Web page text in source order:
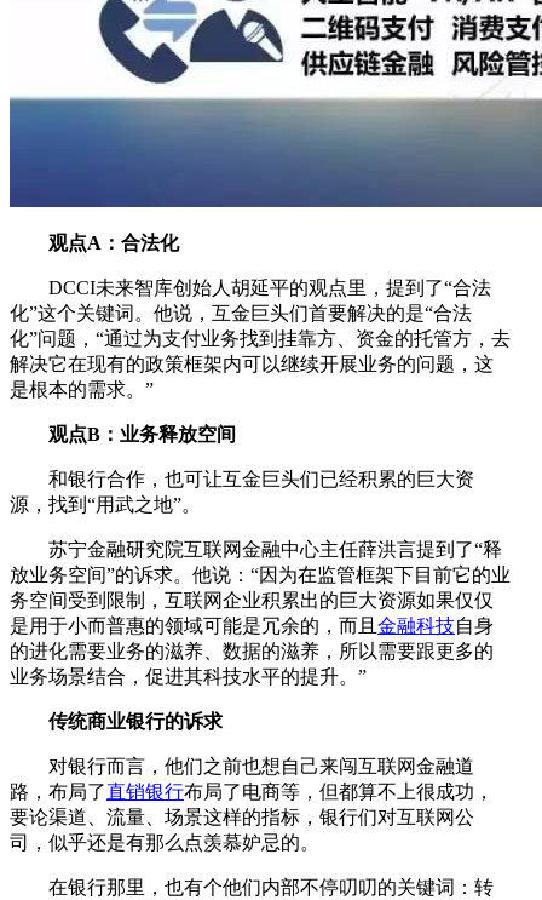
观点A：合法化
DCCI未来智库创始人胡延平的观点里，提到了“合法
化”这个关键词。他说，互金巨头们首要解决的是“合法
化”问题，“通过为支付业务找到挂靠方、资金的托管方，去
解决它在现有的政策框架内可以继续开展业务的问题，这
是根本的需求。”
观点B：业务释放空间
和银行合作，也可让互金巨头们已经积累的巨大资
源，找到“用武之地”。
苏宁金融研究院互联网金融中心主任薛洪言提到了“释
放业务空间”的诉求。他说：“因为在监管框架下目前它的业
务空间受到限制，互联网企业积累出的巨大资源如果仅仅
是用于小而普惠的领域可能是冗余的，而且 金融科技自身
的进化需要业务的滋养、数据的滋养，所以需要跟更多的
业务场景结合，促进其科技水平的提升。”
传统商业银行的诉求
对银行而言，他们之前也想自己来闯互联网金融道
路，布局了直销银行布局了电商等，但都算不上很成功，
要论渠道、流量、场景这样的指标，银行们对互联网公
司，似乎还是有那么点羡慕妒忌的。
在银行那里，也有个他们内部不停叨叨的关键词：转